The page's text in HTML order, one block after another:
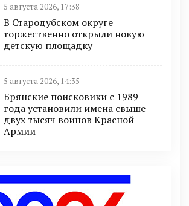
5 августа 2026, 17:38
В Стародубском округе
торжественно открыли новую
детскую площадку
5 августа 2026, 14:35
Брянские поисковики с 1989
года установили имена свыше
двух тысяч воинов Красной
Армии